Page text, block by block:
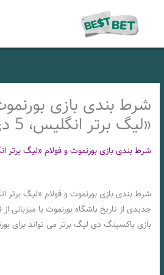
شرط بندی بازی
«لیگ برتر انگلیس، 5 دی 1402»
شرط بندی بازی بورنموث و فولام «لیگ برتر انگلیس، 5
جدیدی از تاریخ باشگاه بورنموث با میزبانی از
بازی باکسینگ دی لیگ برتر می تواند برای